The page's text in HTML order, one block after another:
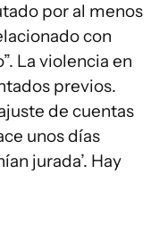
por al menos
con
La violencia en
previos.
de cuentas
unos días
jurada’. Hay